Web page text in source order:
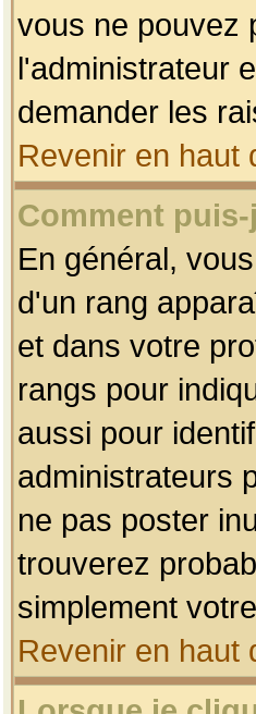
vous ne pouvez
l'administrateur
demander les
Revenir en haut
Comment
En général,
d'un rang
et dans votre
rangs pour
aussi pour
administrateurs
ne pas poster
trouverez
simplement
Revenir en haut